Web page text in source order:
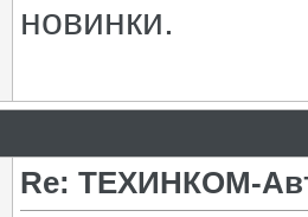
новинки.
Re: ТЕХИНКОМ-